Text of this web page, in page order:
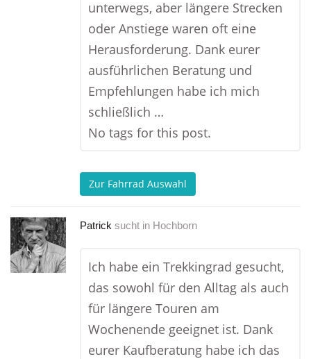
unterwegs, aber längere Strecken
oder Anstiege waren oft eine
Herausforderung. Dank eurer
ausführlichen Beratung und
Empfehlungen habe ich mich
schließlich …
No tags for this post.
Zur Fahrrad Auswahl
Patrick sucht in Hochborn
Ich habe ein Trekkingrad gesucht,
das sowohl für den Alltag als auch
für längere Touren am
Wochenende geeignet ist. Dank
eurer Kaufberatung habe ich das